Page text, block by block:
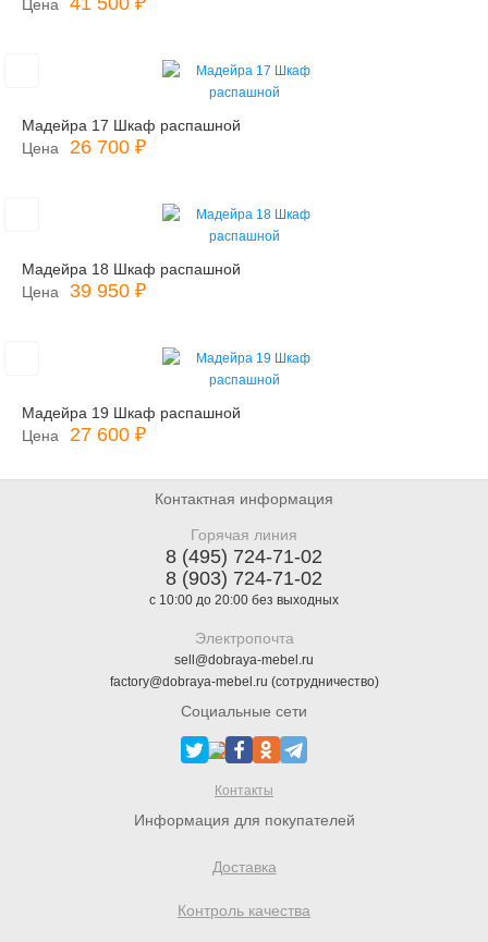
Цена
Мадейра 17 Шкаф распашной
Цена
26 700 ₽
Мадейра 18 Шкаф распашной
Цена
39 950 ₽
Мадейра 19 Шкаф распашной
Цена
27 600 ₽
Контактная информация
Горячая линия
8 (495) 724-71-02
8 (903) 724-71-02
с 10:00 до 20:00 без выходных
Электропочта
sell@dobraya-mebel.ru
factory@dobraya-mebel.ru (сотрудничество)
Социальные сети
Контакты
Информация для покупателей
Доставка
Контроль качества